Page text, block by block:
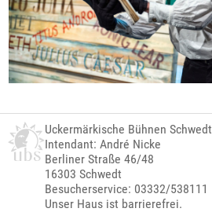
Uckermärkische Bühnen Schwedt
Intendant: André Nicke
Berliner Straße 46/48
16303 Schwedt
Besucherservice: 03332/538111
Unser Haus ist barrierefrei.